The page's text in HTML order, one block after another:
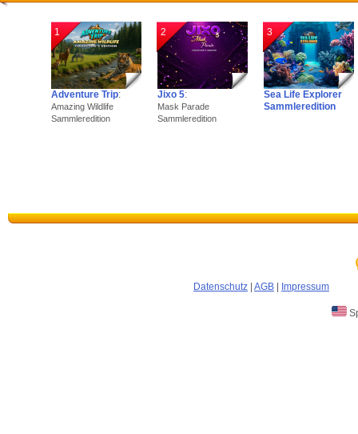
1
Adventure Trip:
Amazing Wildlife
Sammleredition
2
Jixo 5:
Mask Parade
Sammleredition
3
Sea Life Explorer
Sammleredition
Datenschutz AGB Impressum